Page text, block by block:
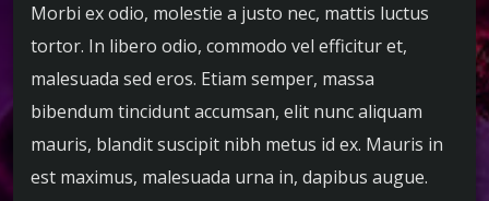
Morbi ex odio, molestie a justo nec, mattis luctus
tortor. In libero odio, commodo vel efficitur et,
malesuada sed eros. Etiam semper, massa
bibendum tincidunt accumsan, elit nunc aliquam
mauris, blandit suscipit nibh metus id ex. Mauris in
est maximus, malesuada urna in, dapibus augue.